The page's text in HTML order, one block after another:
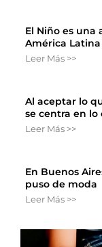
El Niño es una
América Latina
Leer Más >>
Al aceptar lo
se centra en
Leer Más >>
En Buenos
puso de moda
Leer Más >>